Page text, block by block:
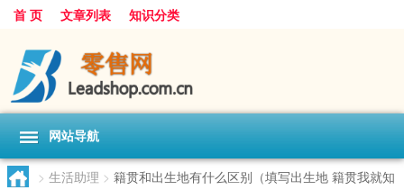
首 页 文章列表 知识分类
网站导航
> 生活助理 > 籍贯和出生地有什么区别（填写出生地 籍贯我就知